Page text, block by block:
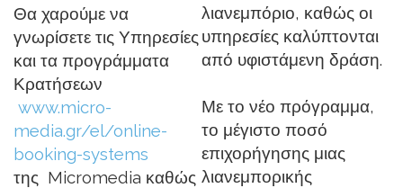
Θα χαρούμε να
γνωρίσετε τις Υπηρεσίες
και τα προγράμματα
Κρατήσεων
www.micro-
media.gr/el/online-
booking-systems
της Micromedia καθώς
λιανεμπόριο, καθώς οι
υπηρεσίες καλύπτονται
από υφιστάμενη δράση.
Με το νέο πρόγραμμα,
το μέγιστο ποσό
επιχορήγησης μιας
λιανεμπορικής